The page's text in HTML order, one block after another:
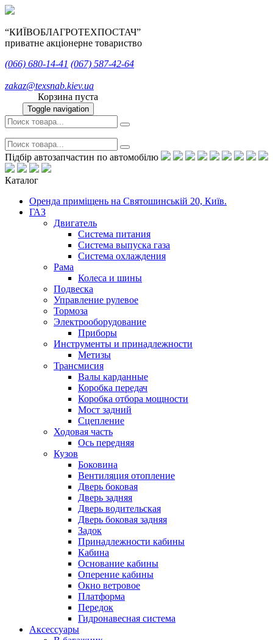
“КИЇВОБЛАГРОТЕХПОСТАЧ”
приватне акціонерне товариство
(066) 680-14-41 (067) 587-42-64
zakaz@texsnab.kiev.ua
Корзина пуста
Toggle navigation
Підбір автозапчастин по автомобілю
Каталог
Оренда приміщень на Святошинській 20, Київ.
ГАЗ
Двигатель
Система питания
Система выпуска газа
Система охлаждения
Рама
Колеса и шины
Подвеска
Управление рулевое
Тормоза
Электрооборудование
Приборы
Инструменты и принадлежности
Метизы
Трансмисия
Валы карданные
Коробка передач
Коробка отбора мощности
Мост задний
Сцепление
Ходовая часть
Ось передняя
Кузов
Боковина
Вентиляция отопление
Дверь боковая
Дверь задняя
Дверь водительская
Дверь боковая задняя
Задок
Принадлежности кабины
Кабина
Основание кабины
Оперение кабины
Окно ветровое
Платформа
Передок
Гидронавесная система
Аксессуары